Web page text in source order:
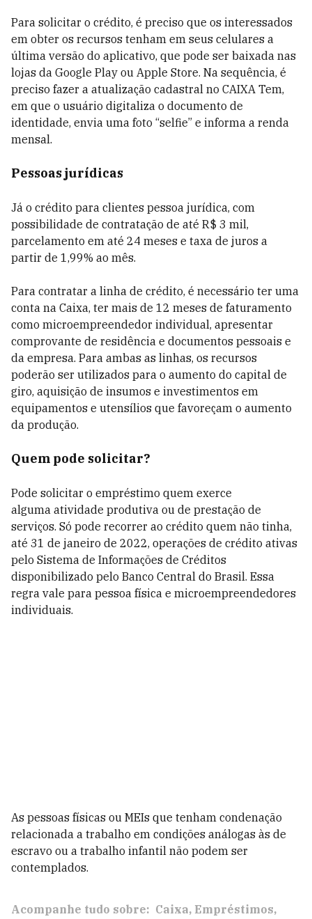
Para solicitar o crédito, é preciso que os interessados
em obter os recursos tenham em seus celulares a
última versão do aplicativo, que pode ser baixada nas
lojas da Google Play ou Apple Store. Na sequência, é
preciso fazer a atualização cadastral no CAIXA Tem,
em que o usuário digitaliza o documento de
identidade, envia uma foto “selfie” e informa a renda
mensal.
Pessoas jurídicas
Já o crédito para clientes pessoa jurídica, com
possibilidade de contratação de até R$ 3 mil,
parcelamento em até 24 meses e taxa de juros a
partir de 1,99% ao mês.
Para contratar a linha de crédito, é necessário ter uma
conta na Caixa, ter mais de 12 meses de faturamento
como microempreendedor individual, apresentar
comprovante de residência e documentos pessoais e
da empresa. Para ambas as linhas, os recursos
poderão ser utilizados para o aumento do capital de
giro, aquisição de insumos e investimentos em
equipamentos e utensílios que favoreçam o aumento
da produção.
Quem pode solicitar?
Pode solicitar o empréstimo quem exerce
alguma atividade produtiva ou de prestação de
serviços. Só pode recorrer ao crédito quem não tinha,
até 31 de janeiro de 2022, operações de crédito ativas
pelo Sistema de Informações de Créditos
disponibilizado pelo Banco Central do Brasil. Essa
regra vale para pessoa física e microempreendedores
individuais.
As pessoas físicas ou MEIs que tenham condenação
relacionada a trabalho em condições análogas às de
escravo ou a trabalho infantil não podem ser
contemplados.
Acompanhe tudo sobre: Caixa Empréstimos